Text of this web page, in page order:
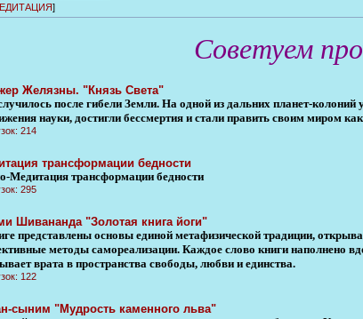
]
Советуем
Желязны. "Князь Света"
после гибели Земли. На одной из дальних планет-
науки, достигли бессмертия и стали править своим миром
214
трансформации бедности
Медитация трансформации бедности
295
Шивананда "Золотая книга йоги"
представлены основы единой метафизической традиции,
методы самореализации. Каждое слово книги наполнено
врата в пространства свободы, любви и единства.
122
сыним "Мудрость каменного льва"